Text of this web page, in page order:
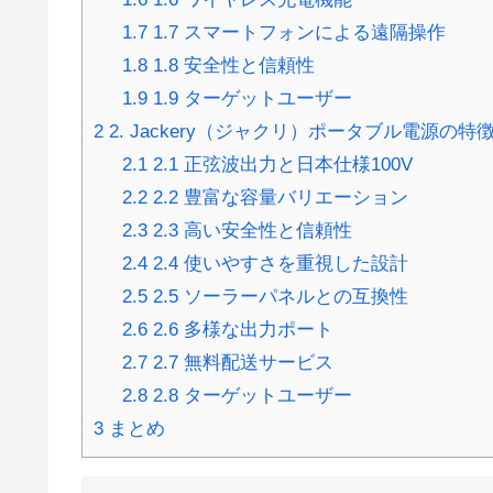
1.71.7 スマートフォンによる遠隔操作
1.81.8 安全性と信頼性
1.91.9 ターゲットユーザー
2 2. Jackery（ジャクリ）ポータブル電源の特
2.12.1 正弦波出力と日本仕様100V
2.22.2 豊富な容量バリエーション
2.32.3 高い安全性と信頼性
2.42.4 使いやすさを重視した設計
2.52.5 ソーラーパネルとの互換性
2.62.6 多様な出力ポート
2.72.7 無料配送サービス
2.82.8 ターゲットユーザー
3 まとめ